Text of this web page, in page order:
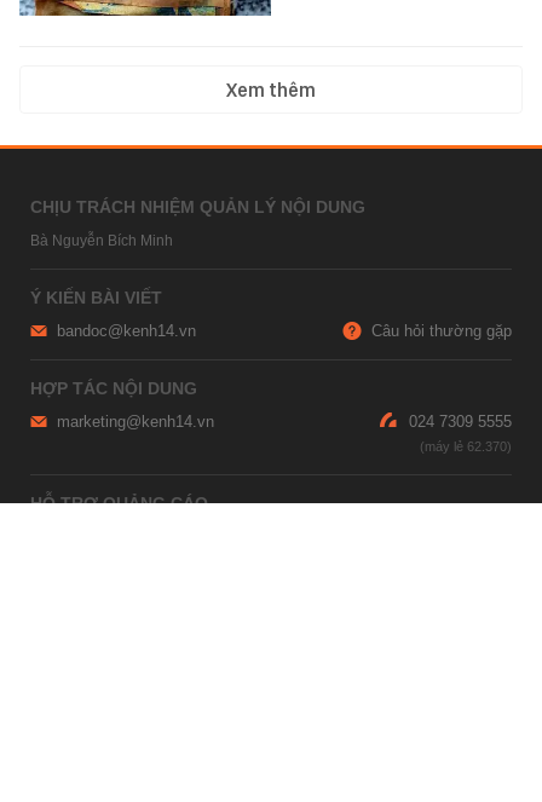
Xem thêm
CHỊU TRÁCH NHIỆM QUẢN LÝ NỘI DUNG
Bà Nguyễn Bích Minh
Ý KIẾN BÀI VIẾT
bandoc@kenh14.vn Câu hỏi thường gặp
HỢP TÁC NỘI DUNG
marketing@kenh14.vn 024 7309 5555
HỖ TRỢ QUẢNG CÁO